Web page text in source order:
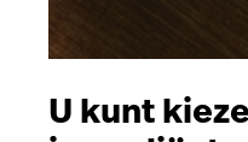
U kunt